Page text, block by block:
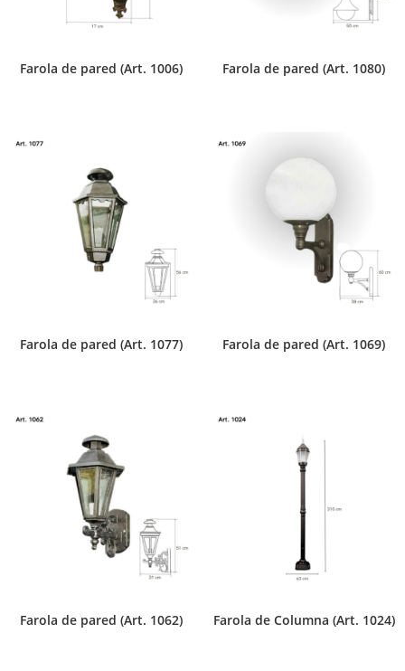
Farola de pared (Art. 1006) Farola de pared (Art. 1080)
Farola de pared (Art. 1077) Farola de pared (Art. 1069)
Farola de pared (Art. 1062) Farola de Columna (Art. 1024)